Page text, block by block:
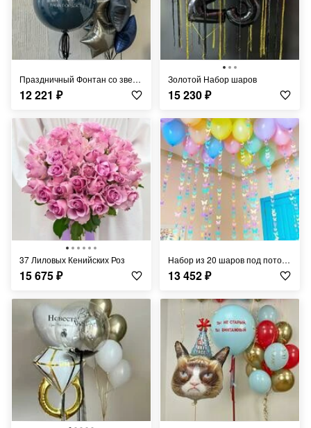
Праздничный Фонтан со звездами и стеклянным шаром
12 221 ₽
Золотой Набор шаров
15 230₽
37 Лиловых Кенийских Роз
15 675₽
Набор из 20 шаров под потолок с бабочками
13 452₽